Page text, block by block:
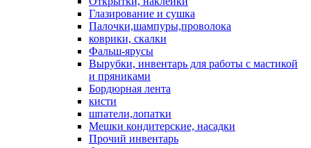
Глазирование и сушка
Палочки,шампуры,проволока
коврики, скалки
Фальш-ярусы
Вырубки, инвентарь для работы с мастикой
и пряниками
Бордюрная лента
кисти
шпатели,лопатки
Мешки кондитерские, насадки
Прочий инвентарь